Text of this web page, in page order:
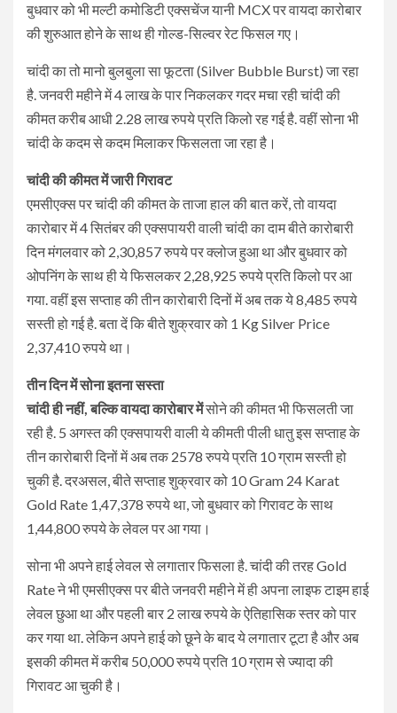
बुधवार को भी मल्टी कमोडिटी एक्सचेंज यानी MCX पर वायदा कारोबार
की शुरुआत होने के साथ ही गोल्ड-सिल्वर रेट फिसल गए।
चांदी का तो मानो बुलबुला सा फूटता (Silver Bubble Burst) जा रहा
है. जनवरी महीने में 4 लाख के पार निकलकर गदर मचा रही चांदी की
कीमत करीब आधी 2.28 लाख रुपये प्रति किलो रह गई है. वहीं सोना भी
चांदी के कदम से कदम मिलाकर फिसलता जा रहा है।
चांदी की कीमत में जारी गिरावट
एमसीएक्स पर चांदी की कीमत के ताजा हाल की बात करें, तो वायदा
कारोबार में 4 सितंबर की एक्सपायरी वाली चांदी का दाम बीते कारोबारी
दिन मंगलवार को 2,30,857 रुपये पर क्लोज हुआ था और बुधवार को
ओपनिंग के साथ ही ये फिसलकर 2,28,925 रुपये प्रति किलो पर आ
गया. वहीं इस सप्ताह की तीन कारोबारी दिनों में अब तक ये 8,485 रुपये
सस्ती हो गई है. बता दें कि बीते शुक्रवार को 1 Kg Silver Price
2,37,410 रुपये था।
तीन दिन में सोना इतना सस्ता
चांदी ही नहीं, बल्कि वायदा कारोबार मेंसोने की कीमत भी फिसलती जा
रही है. 5 अगस्त की एक्सपायरी वाली ये कीमती पीली धातु इस सप्ताह के
तीन कारोबारी दिनों में अब तक 2578 रुपये प्रति 10 ग्राम सस्ती हो
चुकी है. दरअसल, बीते सप्ताह शुक्रवार को 10 Gram 24 Karat
Gold Rate 1,47,378 रुपये था, जो बुधवार को गिरावट के साथ
1,44,800 रुपये के लेवल पर आ गया।
सोना भी अपने हाई लेवल से लगातार फिसला है. चांदी की तरह Gold
Rate ने भी एमसीएक्स पर बीते जनवरी महीने में ही अपना लाइफ टाइम हाई
लेवल छुआ था और पहली बार 2 लाख रुपये के ऐतिहासिक स्तर को पार
कर गया था. लेकिन अपने हाई को छूने के बाद ये लगातार टूटा है और अब
इसकी कीमत में करीब 50,000 रुपये प्रति 10 ग्राम से ज्यादा की
गिरावट आ चुकी है।